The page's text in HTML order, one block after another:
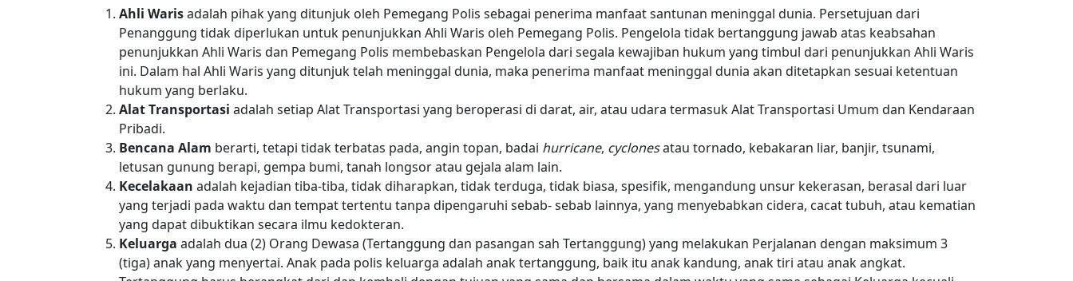
Ahli Warisadalah pihak yang ditunjuk oleh Pemegang Polis sebagai penerima manfaat santunan meninggal dunia. Persetujuan dari
Penanggung tidak diperlukan untuk penunjukkan Ahli Waris oleh Pemegang Polis. Pengelola tidak bertanggung jawab atas keabsahan
penunjukkan Ahli Waris dan Pemegang Polis membebaskan Pengelola dari segala kewajiban hukum yang timbul dari penunjukkan Ahli Waris
ini. Dalam hal Ahli Waris yang ditunjuk telah meninggal dunia, maka penerima manfaat meninggal dunia akan ditetapkan sesuai ketentuan
hukum yang berlaku.
Alat Transportasi adalah setiap Alat Transportasi yang beroperasi di darat, air, atau udara termasuk Alat Transportasi Umum dan Kendaraan
Pribadi.
Bencana Alam berarti, tetapi tidak terbatas pada, angin topan, badai hurricane, cyclonesatau tornado, kebakaran liar, banjir, tsunami,
letusan gunung berapi, gempa bumi, tanah longsor atau gejala alam lain.
Kecelakaan adalah kejadian tiba-tiba, tidak diharapkan, tidak terduga, tidak biasa, spesifik, mengandung unsur kekerasan, berasal dari luar
yang terjadi pada waktu dan tempat tertentu tanpa dipengaruhi sebab- sebab lainnya, yang menyebabkan cidera, cacat tubuh, atau kematian
yang dapat dibuktikan secara ilmu kedokteran.
Keluarga adalah dua (2) Orang Dewasa (Tertanggung dan pasangan sah Tertanggung) yang melakukan Perjalanan dengan maksimum 3
(tiga) anak yang menyertai. Anak pada polis keluarga adalah anak tertanggung, baik itu anak kandung, anak tiri atau anak angkat.